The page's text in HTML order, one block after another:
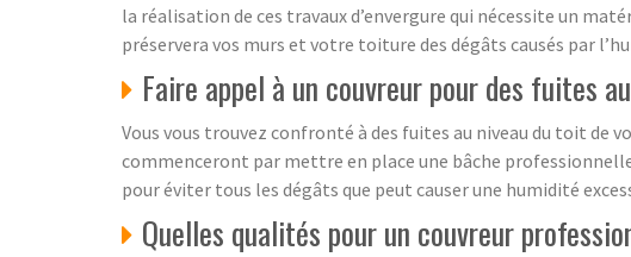
la réalisation de ces travaux d’envergure qui nécessite un
préservera vos murs et votre toiture des dégâts causés par
Faire appel à un couvreur pour des fuites
Vous vous trouvez confronté à des fuites au niveau du toit de
commenceront par mettre en place une bâche
pour éviter tous les dégâts que peut causer une humidité
Quelles qualités pour un couvreur